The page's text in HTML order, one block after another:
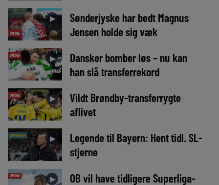
MEDIE
►
Sønderjyske har bedt Magnus
Jensen holde sig væk
MEDIE ►
Dansker bomber løs – nu kan
han slå transferrekord
MEDIE ►
Vildt Brøndby-transferrygte
aflivet
NYHEDER ►
Legende til Bayern: Hent tidl. SL-
stjerne
MEDIE ►
OB vil have tidligere Superliga-